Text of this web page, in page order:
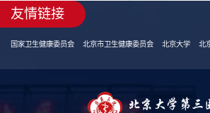
友情链接
国家卫生健康委员会 北京市卫生健康委员会 北京大学 北